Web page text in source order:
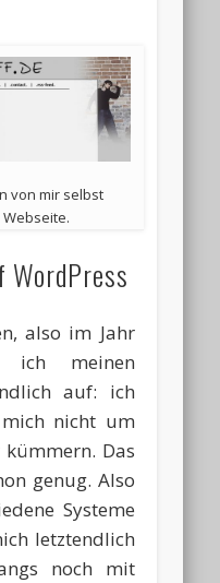
von mir selbst
also im Jahr
ich meinen
auf: ich
nicht um
Das
genug. Also
Systeme
letztendlich
noch mit